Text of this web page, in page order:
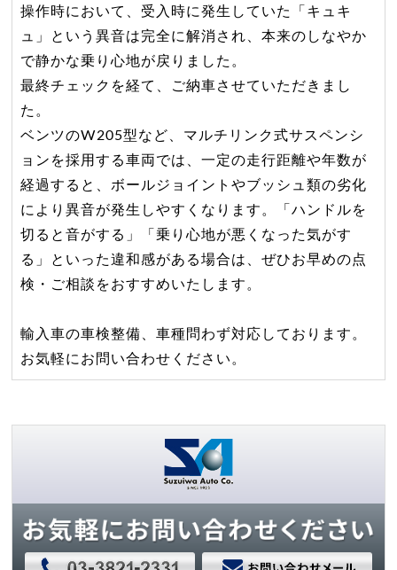
操作時において、受入時に発生していた「キュキ
ュ」という異音は完全に解消され、本来のしなやか
で静かな乗り心地が戻りました。
最終チェックを経て、ご納車させていただきまし
た。
ベンツのW205型など、マルチリンク式サスペンシ
ョンを採用する車両では、一定の走行距離や年数が
経過すると、ボールジョイントやブッシュ類の劣化
により異音が発生しやすくなります。「ハンドルを
切ると音がする」「乗り心地が悪くなった気がす
る」といった違和感がある場合は、ぜひお早めの点
検・ご相談をおすすめいたします。
輸入車の車検整備、車種問わず対応しております。
お気軽にお問い合わせください。